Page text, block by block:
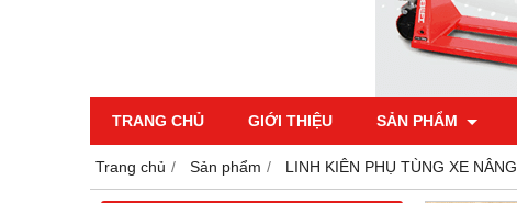
TRANG CHỦ GIỚI THIỆU SẢN PHẨM
Trang chủ Sản phẩm LINH KIÊN PHỤ TÙNG XE NÂNG